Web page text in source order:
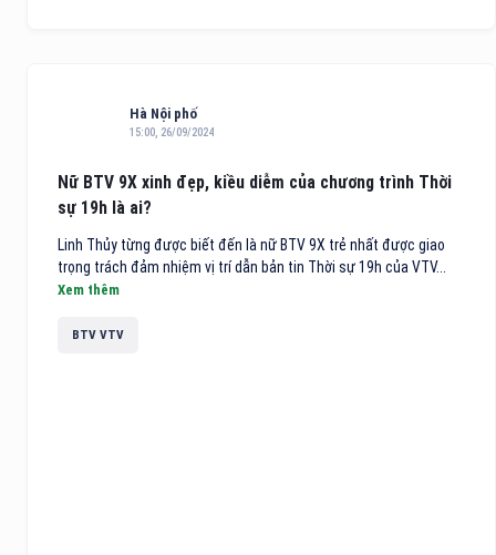
Hà Nội phố
15:00, 26/09/2024
Nữ BTV 9X xinh đẹp, kiều diễm của chương trình Thời
sự 19h là ai?
Linh Thủy từng được biết đến là nữ BTV 9X trẻ nhất được giao
trọng trách đảm nhiệm vị trí dẫn bản tin Thời sự 19h của VTV...
Xem thêm
BTV VTV